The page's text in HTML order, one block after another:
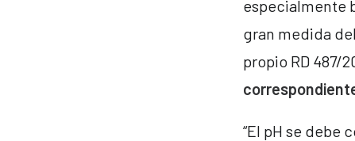
especialmente
gran medida
propio RD 487/
“El pH se debe